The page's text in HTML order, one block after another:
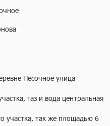
Песочное улица
газ и вода центральная
участка, так же площадью 6